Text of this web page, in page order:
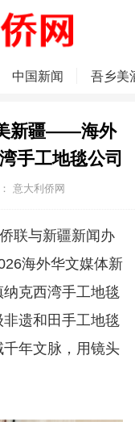
中国新闻 吾乡美
新疆——海外
手工地毯公司
意大利侨网
联与新疆新闻办
海外华文媒体新
克西湾手工地毯
遗和田手工地毯
年文脉，用镜头